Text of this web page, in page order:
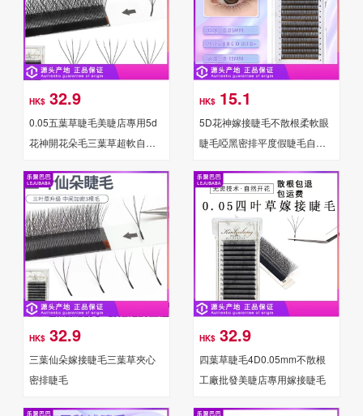
HK$ 32.9
0.05五葉草睫毛美睫店專用5d
花神開花朵毛三葉草超軟自然
HK$ 15.1
5D花神嫁接睫毛不散根柔軟眼
睫毛啞黑密排平度假睫毛自然
HK$ 32.9
三葉仙朵嫁接睫毛三葉草夾心
密排睫毛
HK$ 32.9
四葉草睫毛4D0.05mm不散根
工廠批發美睫店專用嫁接睫毛